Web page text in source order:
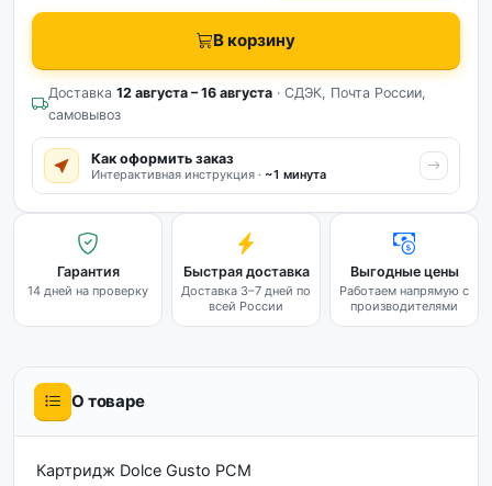
В корзину
Доставка 12 августа – 16 августа · СДЭК, Почта России,
самовывоз
Как оформить заказ
Интерактивная инструкция · ~1 минута
Гарантия
14 дней на проверку
Быстрая доставка
Доставка 3–7 дней по
всей России
Выгодные цены
Работаем напрямую с
производителями
О товаре
Картридж Dolce Gusto PCM